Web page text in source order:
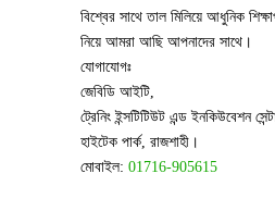
বিশ্বের সাথে তাল মিলিয়ে আধুনিক
নিয়ে আমরা আছি আপনাদের সাথে।
যোগাযোগঃ
জেবিডি আইটি,
ট্রেনিং ইন্সটিটিউট এন্ড ইনকিউবেশন
হাইটেক পার্ক, রাজশাহী।
মোবাইল: 01716-905615